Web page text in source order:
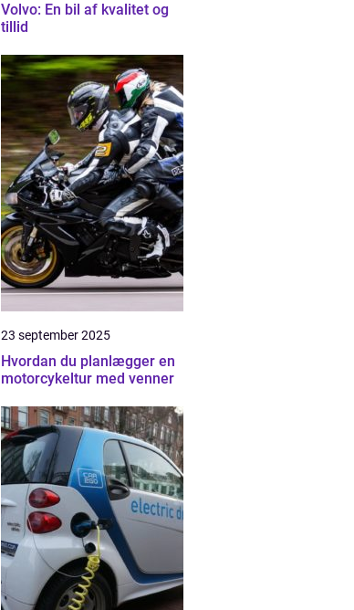
Volvo: En bil af kvalitet og
tillid
23 september 2025
Hvordan du planlægger en
motorcykeltur med venner